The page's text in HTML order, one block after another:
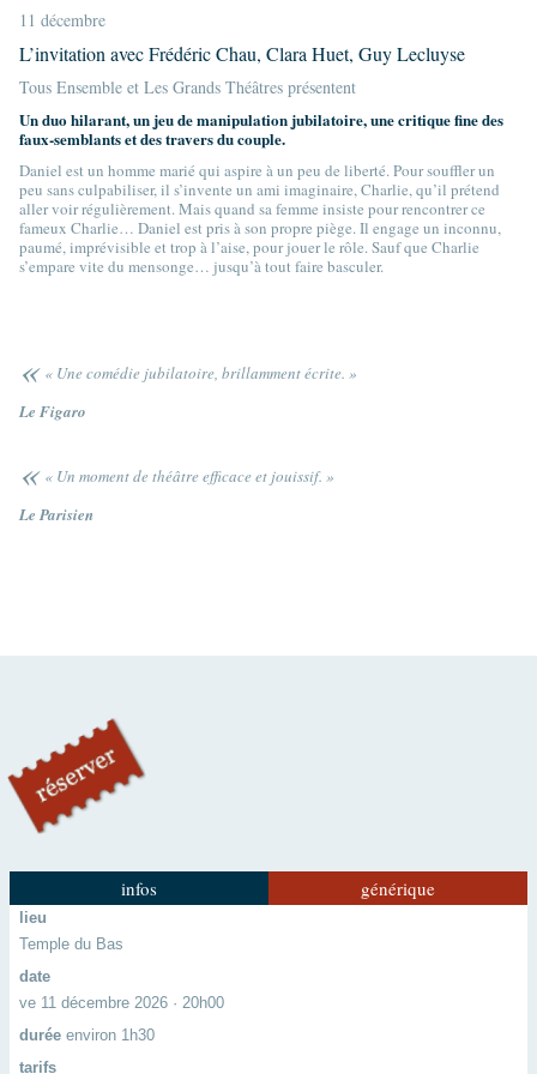
11 décembre
L’invitation avec Frédéric Chau, Clara Huet, Guy Lecluyse
Tous Ensemble et Les Grands Théâtres présentent
Un duo hilarant, un jeu de manipulation jubilatoire, une critique fine des
faux-semblants et des travers du couple.
Daniel est un homme marié qui aspire à un peu de liberté. Pour souffler un
peu sans culpabiliser, il s’invente un ami imaginaire, Charlie, qu’il prétend
aller voir régulièrement. Mais quand sa femme insiste pour rencontrer ce
fameux Charlie… Daniel est pris à son propre piège. Il engage un inconnu,
paumé, imprévisible et trop à l’aise, pour jouer le rôle. Sauf que Charlie
s’empare vite du mensonge… jusqu’à tout faire basculer.
« Une comédie jubilatoire, brillamment écrite. »
Le Figaro
« Un moment de théâtre efficace et jouissif. »
Le Parisien
infos générique
lieu
Temple du Bas
date
ve 11 décembre 2026 · 20h00
durée environ 1h30
tarifs